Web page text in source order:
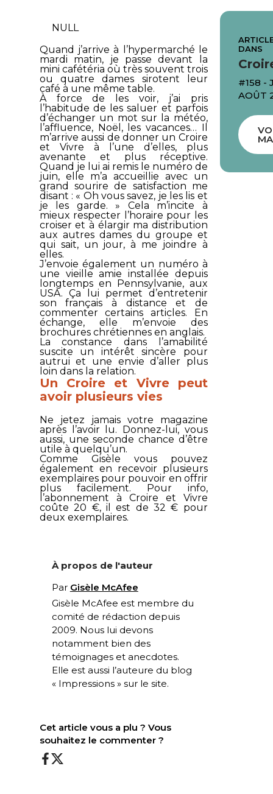
NULL
Quand j’arrive à l’hypermarché le
mardi matin, je passe devant la
mini cafétéria où très souvent trois
ou quatre dames sirotent leur
café à une même table.
À force de les voir, j’ai pris
l’habitude de les saluer et parfois
d’échanger un mot sur la météo,
l’affluence, Noël, les vacances… Il
m’arrive aussi de donner un Croire
et Vivre à l’une d’elles, plus
avenante et plus réceptive.
Quand je lui ai remis le numéro de
juin, elle m’a accueillie avec un
grand sourire de satisfaction me
disant : « Oh vous savez, je les lis et
je les garde. » Cela m’incite à
mieux respecter l’horaire pour les
croiser et à élargir ma distribution
aux autres dames du groupe et
qui sait, un jour, à me joindre à
elles.
J’envoie également un numéro à
une vieille amie installée depuis
longtemps en Pennsylvanie, aux
USA. Ça lui permet d’entretenir
son français à distance et de
commenter certains articles. En
échange, elle m’envoie des
brochures chrétiennes en anglais.
La constance dans l’amabilité
suscite un intérêt sincère pour
autrui et une envie d’aller plus
loin dans la relation.
Un Croire et Vivrepeut
avoir plusieurs vies
Ne jetez jamais votre magazine
après l’avoir lu. Donnez-lui, vous
aussi, une seconde chance d’être
utile à quelqu’un.
Comme Gisèle vous pouvez
également en recevoir plusieurs
exemplaires pour pouvoir en offrir
plus facilement. Pour info,
l’abonnement à Croire et Vivre
coûte 20 €, il est de 32 € pour
deux exemplaires.
À propos de l'auteur
Par Gisèle McAfee
Gisèle McAfee est membre du
comité de rédaction depuis
2009. Nous lui devons
notamment bien des
témoignages et anecdotes.
Elle est aussi l’auteure du blog
« Impressions » sur le site.
Cet article vous a plu ? Vous
souhaitez le commenter ?
DANS
#158 -
AOÛT